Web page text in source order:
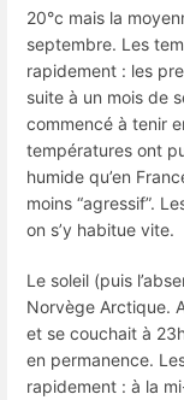
20°c mais la
septembre. Les
rapidement : les
suite à un mois de
commencé à tenir
températures ont
humide qu’en
moins “agressif”.
on s’y habitue vite.
Le soleil (puis
Norvège Arctique.
et se couchait à
en permanence.
rapidement : à la